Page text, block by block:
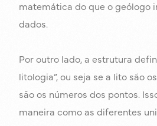
matemática do que o geólogo
dados.
Por outro lado, a estrutura
litologia”, ou seja se a lito são
são os números dos pontos.
maneira como as diferentes